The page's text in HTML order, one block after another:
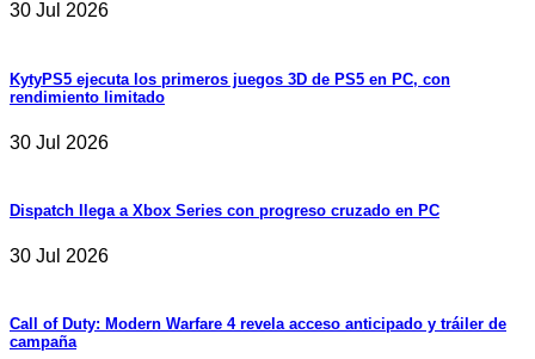
30 Jul 2026
KytyPS5 ejecuta los primeros juegos 3D de PS5 en PC, con
rendimiento limitado
30 Jul 2026
Dispatch llega a Xbox Series con progreso cruzado en PC
30 Jul 2026
Call of Duty: Modern Warfare 4 revela acceso anticipado y tráiler de
campaña